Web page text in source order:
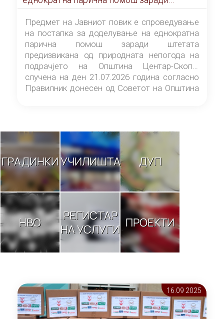
штетата предизвикана од природната
непогода на подрачјето на Општина
Центар-Скопје случена на ден 21.07.2026
година
Предмет на Јавниот повик е спроведување
на постапка за доделување на еднократна
парична помош заради штетата
предизвикана од природната непогода на
подрачјето на Општина Центар-Скопје
случена на ден 21.07.2026 година согласно
Правилник донесен од Советот на Општина
ГРАДИНКИУЧИЛИШТА ДУП
НВО
РЕГИСТАР
НА УСЛУГИ ПРОЕКТИ
16.09 2025